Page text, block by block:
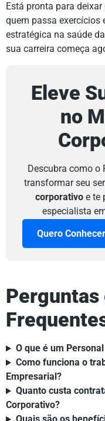
Está pronta para deixar
quem passa exercícios
estratégica na saúde
sua carreira começa
Eleve
no
Descubra como o
transformar seu
corporativoe te
especialista
Quero
Perguntas
O que é um
Como funciona o
Empresarial?
Quanto custa
Corporativo?